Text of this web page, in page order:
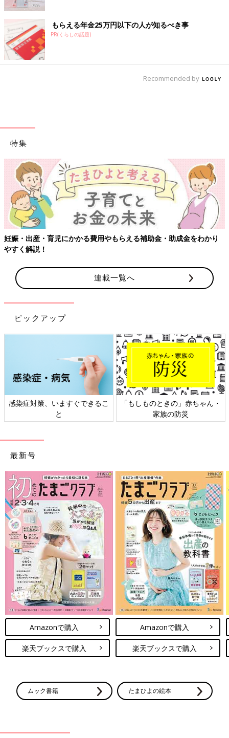
もらえる年金25万円以下の人が知るべき事
PR(くらしの話題)
Recommended by
特集
らえる補助金・助成金をわかり
【ワクチン接種できるものも】
連載一覧へ
ピックアップ
るこ
「もしものときの」赤ちゃん・
日本外来小児科学会リー
ト検討会
最新号
Amazonで購入
楽天ブックスで購入
Amazonで購入
楽天ブックスで購入
ムック書籍 たまひよの絵本